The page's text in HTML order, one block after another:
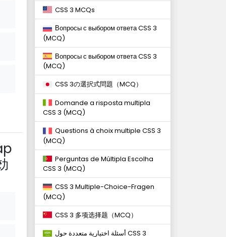
CSS 3 MCQs
Вопросы с выбором ответа CSS 3
(MCQ)
Вопросы с выбором ответа CSS 3
(MCQ)
CSS 3の選択式問題（MCQ）
Domande a risposta multipla
CSS 3 (MCQ)
Questions à choix multiple CSS 3
(MCQ)
Perguntas de Múltipla Escolha
CSS 3 (MCQ)
CSS 3 Multiple-Choice-Fragen
(MCQ)
CSS 3 多项选择题（MCQ）